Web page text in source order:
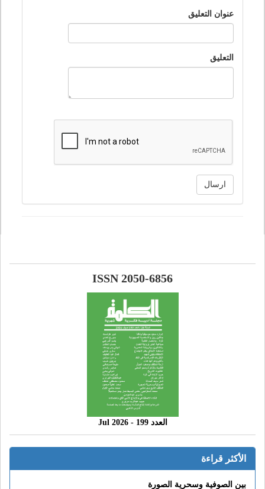
عنوان التعليق
التعليق
ارسال
ISSN 2050-6856
العدد 199 - 2026 Jul
الأكثر قراءة
بين الصوفية وسحرية الصورة